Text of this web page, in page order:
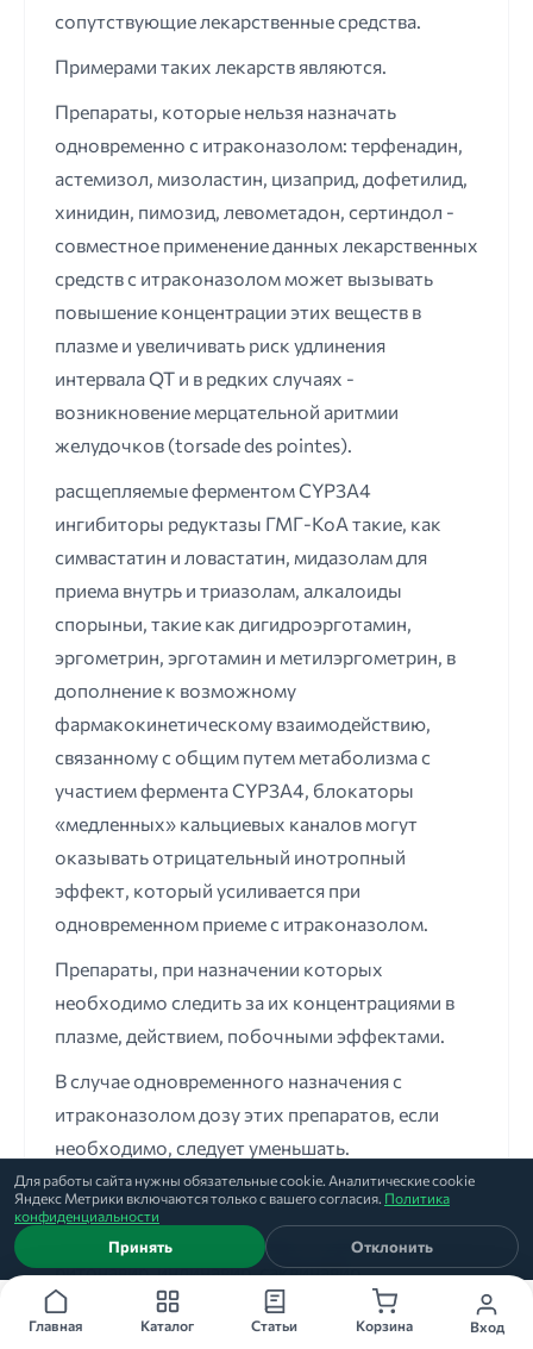
Для работы сайта нужны обязательные cookie. Аналитические cookie
Яндекс Метрики включаются только с вашего согласия. Политика
конфиденциальности
Принять Отклонить
сопутствующие лекарственные средства.
Примерами таких лекарств являются.
Препараты, которые нельзя назначать
одновременно с итраконазолом: терфенадин,
астемизол, мизоластин, цизаприд, дофетилид,
хинидин, пимозид, левометадон, сертиндол -
совместное применение данных лекарственных
средств с итраконазолом может вызывать
повышение концентрации этих веществ в
плазме и увеличивать риск удлинения
интервала QT и в редких случаях -
возникновение мерцательной аритмии
желудочков (torsade des pointes).
расщепляемые ферментом CYP3A4
ингибиторы редуктазы ГМГ-КоА такие, как
симвастатин и ловастатин, мидазолам для
приема внутрь и триазолам, алкалоиды
спорыньи, такие как дигидроэрготамин,
эргометрин, эрготамин и метилэргометрин, в
дополнение к возможному
фармакокинетическому взаимодействию,
связанному с общим путем метаболизма с
участием фермента CYP3A4, блокаторы
«медленных» кальциевых каналов могут
оказывать отрицательный инотропный
эффект, который усиливается при
одновременном приеме с итраконазолом.
Препараты, при назначении которых
необходимо следить за их концентрациями в
плазме, действием, побочными эффектами.
В случае одновременного назначения с
итраконазолом дозу этих препаратов, если
необходимо, следует уменьшать.
Непрямые антикоагулянты.
Ингибиторы ВИЧ-протеазы, такие как
ритонавир, индинавир, саквинавир.
Некоторые противоопухолевые препараты,
Главная Каталог Статьи Корзина Вход